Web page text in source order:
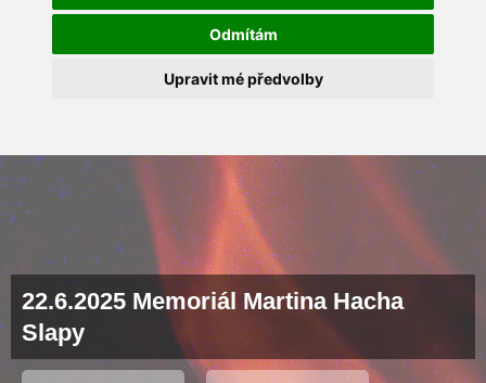
Odmítám
Upravit mé předvolby
22.6.2025 Memoriál Martina Hacha
Slapy